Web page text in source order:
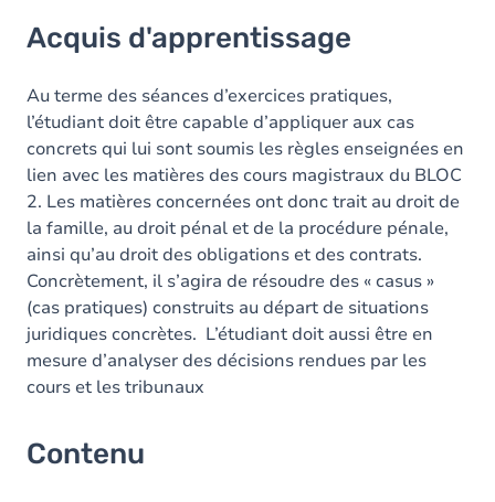
Contenu
Acquis d'apprentissage
Au terme des séances d’exercices pratiques,
l’étudiant doit être capable d’appliquer aux cas
concrets qui lui sont soumis les règles enseignées en
lien avec les matières des cours magistraux du BLOC
2. Les matières concernées ont donc trait au droit de
la famille, au droit pénal et de la procédure pénale,
ainsi qu’au droit des obligations et des contrats.
Concrètement, il s’agira de résoudre des « casus »
(cas pratiques) construits au départ de situations
juridiques concrètes. L’étudiant doit aussi être en
mesure d’analyser des décisions rendues par les
cours et les tribunaux
Contenu